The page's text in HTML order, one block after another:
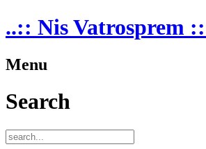
..:: Nis Vatrosprem
Menu
Search